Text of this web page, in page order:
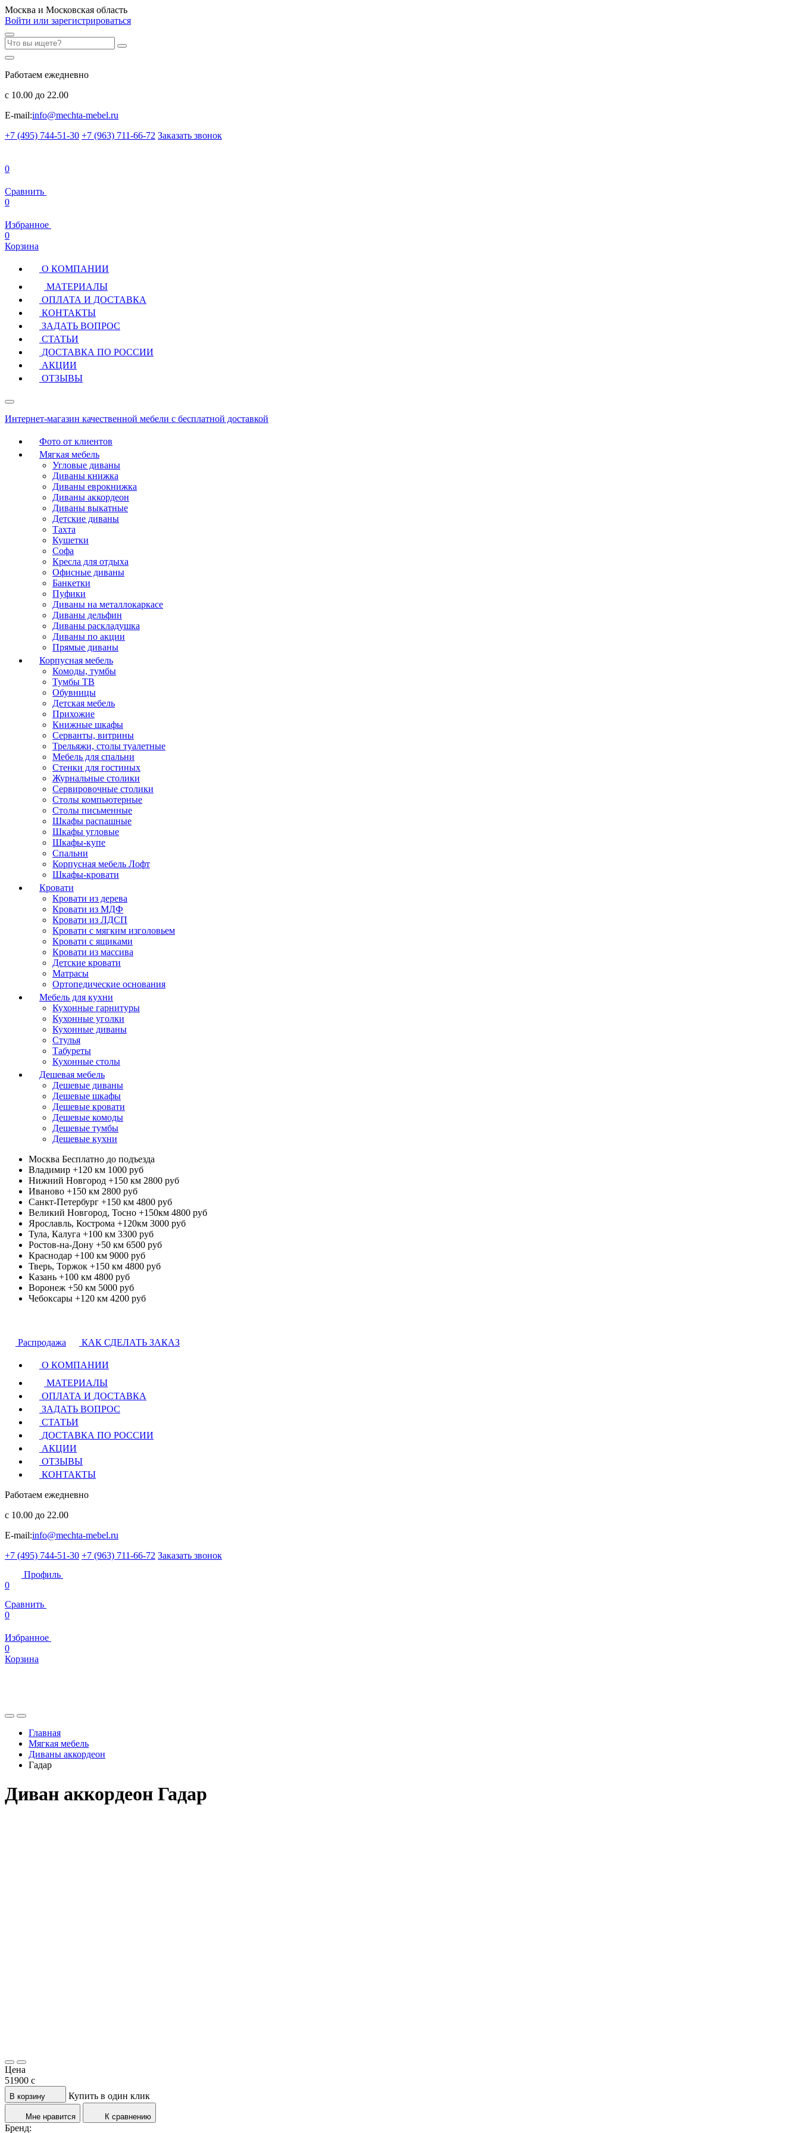
Москва и Московская область
Войти или зарегистрироваться
Работаем ежедневно
с 10.00 до 22.00
E-mail:info@mechta-mebel.ru
+7 (495) 744-51-30 +7 (963) 711-66-72 Заказать звонок
0
Сравнить
0
Избранное
0
Корзина
О КОМПАНИИ
МАТЕРИАЛЫ
ОПЛАТА И ДОСТАВКА
КОНТАКТЫ
ЗАДАТЬ ВОПРОС
СТАТЬИ
ДОСТАВКА ПО РОССИИ
АКЦИИ
ОТЗЫВЫ
Интернет-магазин качественной мебели с бесплатной доставкой
Фото от клиентов
Мягкая мебель
Угловые диваны
Диваны книжка
Диваны еврокнижка
Диваны аккордеон
Диваны выкатные
Детские диваны
Тахта
Кушетки
Софа
Кресла для отдыха
Офисные диваны
Банкетки
Пуфики
Диваны на металлокаркасе
Диваны дельфин
Диваны раскладушка
Диваны по акции
Прямые диваны
Корпусная мебель
Комоды, тумбы
Тумбы ТВ
Обувницы
Детская мебель
Прихожие
Книжные шкафы
Серванты, витрины
Трельяжи, столы туалетные
Мебель для спальни
Стенки для гостиных
Журнальные столики
Сервировочные столики
Столы компьютерные
Столы письменные
Шкафы распашные
Шкафы угловые
Шкафы-купе
Спальни
Корпусная мебель Лофт
Шкафы-кровати
Кровати
Кровати из дерева
Кровати из МДФ
Кровати из ЛДСП
Кровати с мягким изголовьем
Кровати с ящиками
Кровати из массива
Детские кровати
Матрасы
Ортопедические основания
Мебель для кухни
Кухонные гарнитуры
Кухонные уголки
Кухонные диваны
Стулья
Табуреты
Кухонные столы
Дешевая мебель
Дешевые диваны
Дешевые шкафы
Дешевые кровати
Дешевые комоды
Дешевые тумбы
Дешевые кухни
Москва Бесплатно до подъезда
Владимир +120 км 1000 руб
Нижний Новгород +150 км 2800 руб
Иваново +150 км 2800 руб
Санкт-Петербург +150 км 4800 руб
Великий Новгород, Тосно +150км 4800 руб
Ярославль, Кострома +120км 3000 руб
Тула, Калуга +100 км 3300 руб
Ростов-на-Дону +50 км 6500 руб
Краснодар +100 км 9000 руб
Тверь, Торжок +150 км 4800 руб
Казань +100 км 4800 руб
Воронеж +50 км 5000 руб
Чебоксары +120 км 4200 руб
Распродажа КАК СДЕЛАТЬ ЗАКАЗ
О КОМПАНИИ
МАТЕРИАЛЫ
ОПЛАТА И ДОСТАВКА
ЗАДАТЬ ВОПРОС
СТАТЬИ
ДОСТАВКА ПО РОССИИ
АКЦИИ
ОТЗЫВЫ
КОНТАКТЫ
Работаем ежедневно
с 10.00 до 22.00
E-mail:info@mechta-mebel.ru
+7 (495) 744-51-30 +7 (963) 711-66-72 Заказать звонок
Профиль
0
Сравнить
0
Избранное
0
Корзина
Главная
Мягкая мебель
Диваны аккордеон
Гадар
Диван аккордеон Гадар
Цена
51900 c
В корзину Купить в один клик
Мне нравится К сравнению
Бренд: